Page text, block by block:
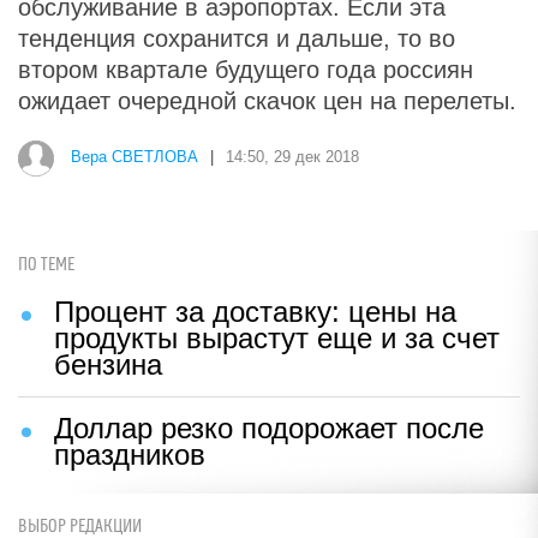
обслуживание в аэропортах. Если эта
тенденция сохранится и дальше, то во
втором квартале будущего года россиян
ожидает очередной скачок цен на перелеты.
Вера СВЕТЛОВА 14:50, 29 дек 2018
ПО ТЕМЕ
Процент за доставку: цены на
продукты вырастут еще и за счет
бензина
Доллар резко подорожает после
праздников
ВЫБОР РЕДАКЦИИ